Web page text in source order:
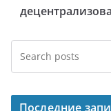
Последние